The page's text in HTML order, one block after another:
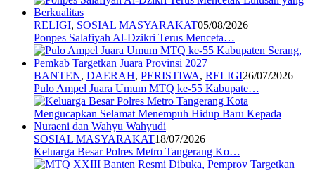
RELIGI, SOSIAL MASYARAKAT05/08/2026
Ponpes Salafiyah Al-Dzikri Terus Menceta…
BANTEN, DAERAH, PERISTIWA, RELIGI26/07/2026
Pulo Ampel Juara Umum MTQ ke-55 Kabupate…
SOSIAL MASYARAKAT18/07/2026
Keluarga Besar Polres Metro Tangerang Ko…